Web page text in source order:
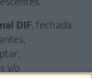
DIF, fechada
y/o